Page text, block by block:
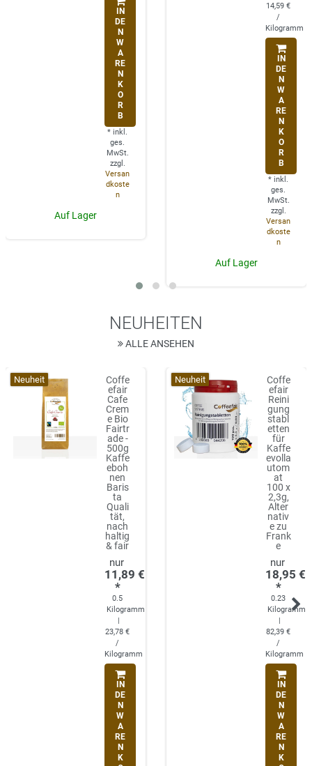
IN
DE
N
W
A
RE
N
K
O
R
B
* inkl.
ges.
MwSt.
zzgl.
Versan
dkoste
n
Auf Lager
14,59 €
/
Kilogramm
IN
DE
N
W
A
RE
N
K
O
R
B
* inkl.
ges.
MwSt.
zzgl.
Versan
dkoste
n
Auf Lager
NEUHEITEN
ALLE ANSEHEN
Neuheit
Coffe
efair
Cafe
Crem
e Bio
Fairtr
ade -
500g
Kaffe
eboh
nen
Baris
ta
Quali
tät,
nach
haltig
& fair
11,89 €
*
0.5
Kilogramm
|
23,78 €
/
Kilogramm
IN
DE
N
W
A
RE
N
K
Neuheit
Coffe
efair
Reini
gung
stabl
etten
für
Kaffe
evolla
utom
at
100 x
2,3g,
Alter
nativ
e zu
Frank
e
18,95 €
*
0.23
Kilogramm
|
82,39 €
/
Kilogramm
IN
DE
N
W
A
RE
N
K